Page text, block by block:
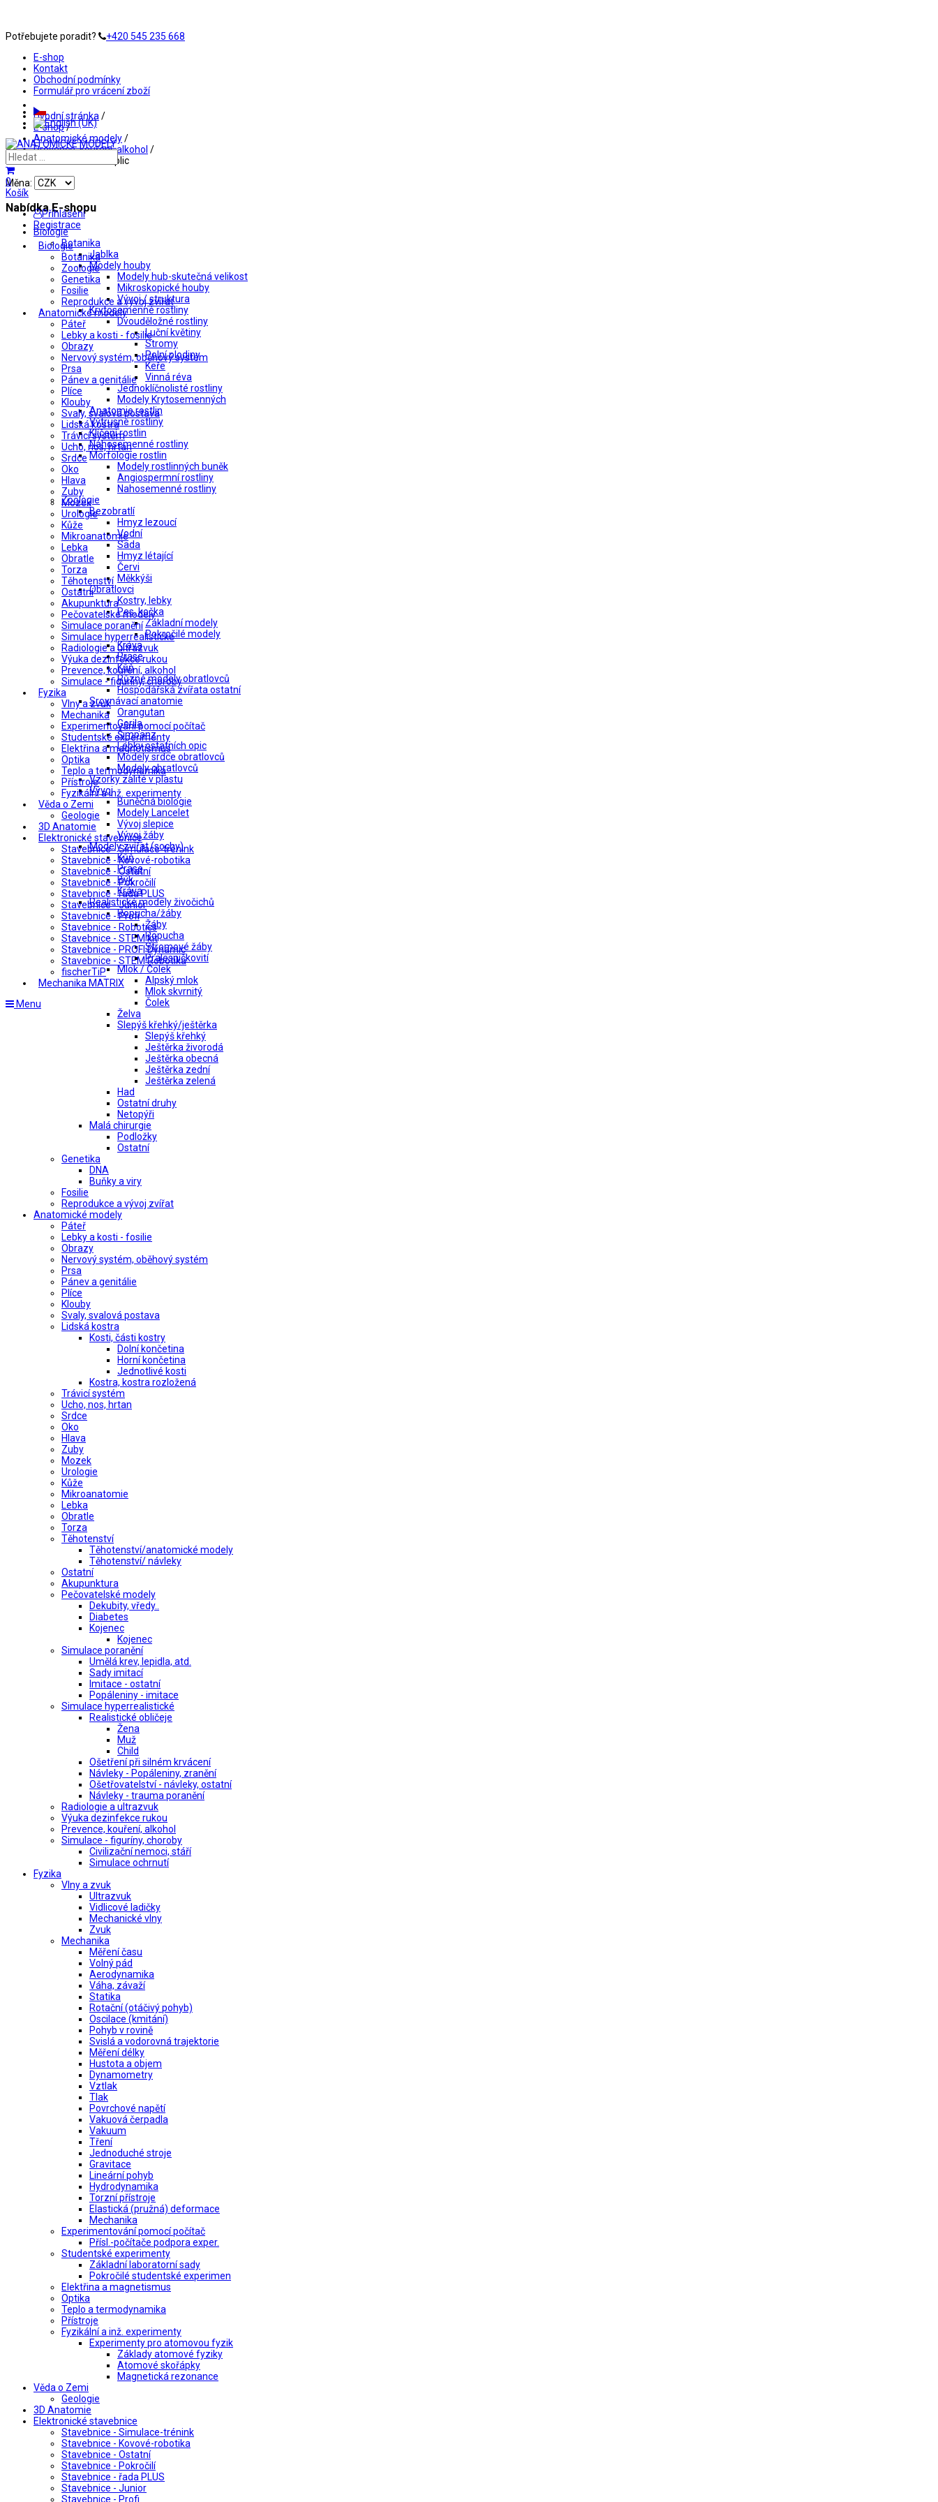
Potřebujete poradit?
+420 545 235 668
E-shop
Kontakt
Obchodní podmínky
Formulář pro vrácení zboží
0
Košík
Přihlášení
Registrace
Biologie
Botanika
Zoologie
Genetika
Fosilie
Reprodukce a vývoj zvířat
Anatomické modely
Páteř
Lebky a kosti - fosilie
Obrazy
Nervový systém, oběhový systém
Prsa
Pánev a genitálie
Plíce
Klouby
Svaly, svalová postava
Lidská kostra
Trávicí systém
Ucho, nos, hrtan
Srdce
Oko
Hlava
Zuby
Mozek
Urologie
Kůže
Mikroanatomie
Lebka
Obratle
Torza
Těhotenství
Ostatní
Akupunktura
Pečovatelské modely
Simulace poranění
Simulace hyperrealistické
Radiologie a ultrazvuk
Výuka dezinfekce rukou
Prevence, kouření, alkohol
Simulace - figuríny, choroby
Fyzika
Vlny a zvuk
Mechanika
Experimentování pomocí počítač
Studentské experimenty
Elektřina a magnetismus
Optika
Teplo a termodynamika
Přístroje
Fyzikální a inž. experimenty
Věda o Zemi
Geologie
3D Anatomie
Elektronické stavebnice
Stavebnice - Simulace-trénink
Stavebnice - Kovové-robotika
Stavebnice - Ostatní
Stavebnice - Pokročilí
Stavebnice - řada PLUS
Stavebnice - Junior
Stavebnice - Profi
Stavebnice - Robotics
Stavebnice - STEM kit
Stavebnice - PROFI Dynamic
Stavebnice - STEM Robotika
fischerTiP
Mechanika MATRIX
Menu
Úvodní stránka /
E-shop/
Anatomické modely/
Prevence, kouření, alkohol /
Srovnávací model plic
Měna:
Nabídka E-shopu
Biologie
Botanika
Jablka
Modely houby
Modely hub-skutečná velikost
Mikroskopické houby
Vývoj / struktura
Krytosemenné rostliny
Dvouděložné rostliny
Luční květiny
Stromy
Polní plodiny
Keře
Vinná réva
Jednoklíčnolisté rostliny
Modely Krytosemenných
Anatomie rostlin
Výtrusné rostliny
Klíčení rostlin
Nahosemenné rostliny
Morfologie rostlin
Modely rostlinných buněk
Angiospermní rostliny
Nahosemenné rostliny
Zoologie
Bezobratlí
Hmyz lezoucí
Vodní
Sada
Hmyz létající
Červi
Měkkýši
Obratlovci
Kostry, lebky
Pes, kočka
Základní modely
Pokročilé modely
Kráva
Prase
Kůň
Různé modely obratlovců
Hospodářská zvířata ostatní
Srovnávací anatomie
Orangutan
Gorila
Šimpanz
Lebky ostatních opic
Modely srdce obratlovců
Modely obratlovců
Vzorky zalité v plastu
Vývoj
Buněčná biologie
Modely Lancelet
Vývoj slepice
Vývoj žáby
Modely zvířat (sochy)
Kůň
Prase
Býk
Kráva
Realistické modely živočichů
Ropucha/žáby
Žáby
Ropucha
Stromové žáby
Pralesničkovití
Mlok / Čolek
Alpský mlok
Mlok skvrnitý
Čolek
Želva
Slepýš křehký/ještěrka
Slepýš křehký
Ještěrka živorodá
Ještěrka obecná
Ještěrka zední
Ještěrka zelená
Had
Ostatní druhy
Netopýři
Malá chirurgie
Podložky
Ostatní
Genetika
DNA
Buňky a viry
Fosilie
Reprodukce a vývoj zvířat
Anatomické modely
Páteř
Lebky a kosti - fosilie
Obrazy
Nervový systém, oběhový systém
Prsa
Pánev a genitálie
Plíce
Klouby
Svaly, svalová postava
Lidská kostra
Kosti, části kostry
Dolní končetina
Horní končetina
Jednotlivé kosti
Kostra, kostra rozložená
Trávicí systém
Ucho, nos, hrtan
Srdce
Oko
Hlava
Zuby
Mozek
Urologie
Kůže
Mikroanatomie
Lebka
Obratle
Torza
Těhotenství
Těhotenství/anatomické modely
Těhotenství/ návleky
Ostatní
Akupunktura
Pečovatelské modely
Dekubity, vředy..
Diabetes
Kojenec
Kojenec
Simulace poranění
Umělá krev, lepidla, atd.
Sady imitací
Imitace - ostatní
Popáleniny - imitace
Simulace hyperrealistické
Realistické obličeje
Žena
Muž
Child
Ošetření při silném krvácení
Návleky - Popáleniny, zranění
Ošetřovatelství - návleky, ostatní
Návleky - trauma poranění
Radiologie a ultrazvuk
Výuka dezinfekce rukou
Prevence, kouření, alkohol
Simulace - figuríny, choroby
Civilizační nemoci, stáří
Simulace ochrnutí
Fyzika
Vlny a zvuk
Ultrazvuk
Vidlicové ladičky
Mechanické vlny
Zvuk
Mechanika
Měření času
Volný pád
Aerodynamika
Váha, závaží
Statika
Rotační (otáčivý pohyb)
Oscilace (kmitání)
Pohyb v rovině
Svislá a vodorovná trajektorie
Měření délky
Hustota a objem
Dynamometry
Vztlak
Tlak
Povrchové napětí
Vakuová čerpadla
Vakuum
Tření
Jednoduché stroje
Gravitace
Lineární pohyb
Hydrodynamika
Torzní přístroje
Elastická (pružná) deformace
Mechanika
Experimentování pomocí počítač
Přísl.-počítače podpora exper.
Studentské experimenty
Základní laboratorní sady
Pokročilé studentské experimen
Elektřina a magnetismus
Optika
Teplo a termodynamika
Přístroje
Fyzikální a inž. experimenty
Experimenty pro atomovou fyzik
Základy atomové fyziky
Atomové skořápky
Magnetická rezonance
Věda o Zemi
Geologie
3D Anatomie
Elektronické stavebnice
Stavebnice - Simulace-trénink
Stavebnice - Kovové-robotika
Stavebnice - Ostatní
Stavebnice - Pokročilí
Stavebnice - řada PLUS
Stavebnice - Junior
Stavebnice - Profi